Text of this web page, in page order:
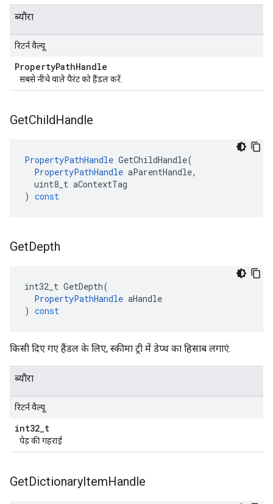
ब्यौरा
रिटर्न वैल्यू
PropertyPathHandle
सबसे नीचे वाले पैरंट को हैंडल करें.
GetChildHandle
PropertyPathHandle GetChildHandle(
PropertyPathHandle aParentHandle,
uint8_t aContextTag
) const
GetDepth
int32_t GetDepth(
PropertyPathHandle aHandle
) const
किसी दिए गए हैंडल के लिए, स्कीमा ट्री में डेप्थ का हिसाब लगाएं.
ब्यौरा
रिटर्न वैल्यू
int32_t
पेड़ की गहराई
GetDictionaryItemHandle